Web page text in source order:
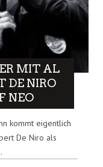
MIT AL
DE NIRO
NEO
kommt eigentlich
De Niro als